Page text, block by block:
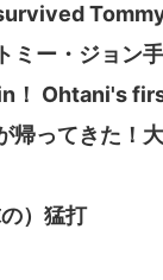
ミー・ジョン
！ Ohtani's
帰ってきた！
）猛打